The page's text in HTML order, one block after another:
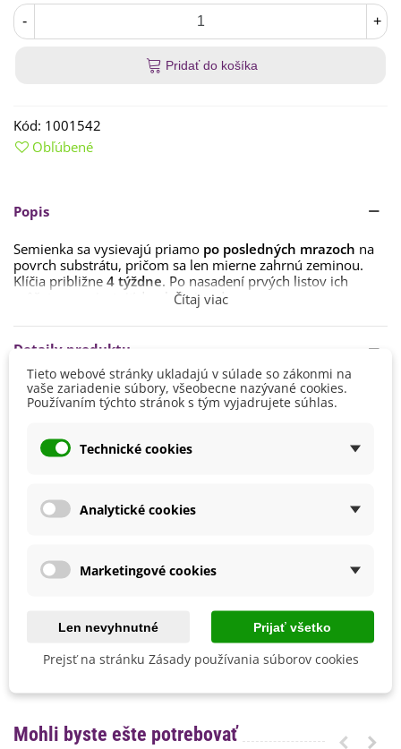
- +
Pridať do košíka
Kód: 1001542
Obľúbené
Popis
Semienka sa vysievajú priamo po posledných mrazoch na
povrch substrátu, pričom sa len mierne zahrnú zeminou.
Klíčia približne 4 týždne. Po nasadení prvých listov ich
môžete premiestniť do plytkej vody.
Leknám sa bude dariťv stojatých či mierne tečúcich
vodách na slnečnom mieste
. Teplota vody by mala byť čo
košíkoch alebo môžete využiť akúkoľvek perforovanú
nádobu. Do nej umiestnitesubstrát pre vodné rastliny.
Výmena substrátu sa vykonáva po 4 rokoch, vždy na jar.
Na zimu lekná umiestnite
nádoby s vodoualebo ich nechajte prezimovať priamo v
Čítaj viac
Detaily produktu
Farba Kvetu
Žltá
Pestovanie
Výsev/výsadba
Jún
Výrobca
SemenaOnline
Trvalky
Mohli byste ešte potrebovať
Tieto webové stránky ukladajú v súlade so zákonmi na
vaše zariadenie súbory, všeobecne nazývané cookies.
Používaním týchto stránok s tým vyjadrujete súhlas.
Technické cookies
Analytické cookies
Marketingové cookies
Len nevyhnutné Prijať všetko
Prejsť na stránku Zásady používania súborov cookies